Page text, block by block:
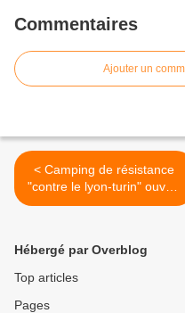
Commentaires
Ajouter un
< Camping de résistance
"contre le lyon-turin" ouvert
à Chiomonte
Hébergé par Overblog
Top articles
Pages